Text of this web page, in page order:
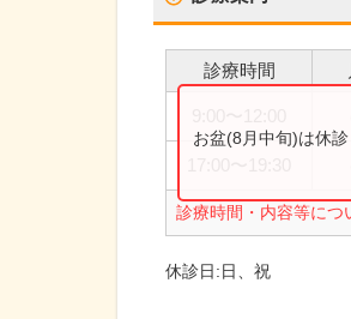
診療時間
診療時間・内容等につ
お盆(8月中旬)は休
休診日:日、祝